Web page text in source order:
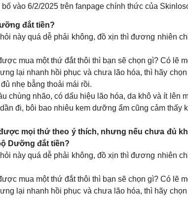
vào 6/2/2025 trên fanpage chính thức của
đắt tiền?
này quá dễ phải không, đồ xịn thì đương nhiên
mua một thứ đắt thôi thì bạn sẽ chọn gì? Có lẽ
lại nhanh hồi phục và chưa lão hóa, thì hãy
nhẹ bẫng thoải mái rồi.
chùng nhão, có dấu hiệu lão hóa, da khô và ít
đi, bôi bao nhiêu kem dưỡng ẩm cũng cảm
mọi thứ theo ý thích, nhưng nếu chưa đủ
Dưỡng đắt tiền?
này quá dễ phải không, đồ xịn thì đương nhiên
mua một thứ đắt thôi thì bạn sẽ chọn gì? Có lẽ
lại nhanh hồi phục và chưa lão hóa, thì hãy